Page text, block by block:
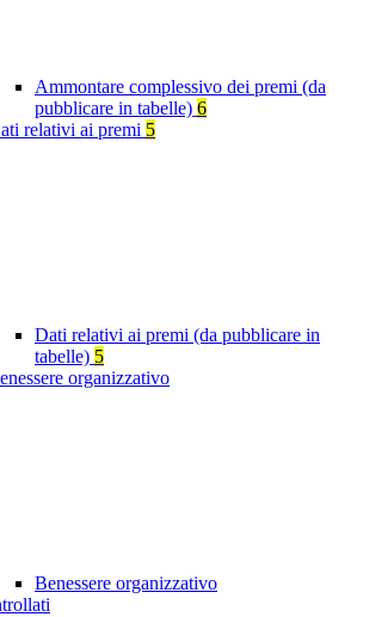
Ammontare complessivo dei premi (da
pubblicare in tabelle) 6
relativi ai premi 5
Dati relativi ai premi (da pubblicare in
tabelle) 5
organizzativo
Benessere organizzativo